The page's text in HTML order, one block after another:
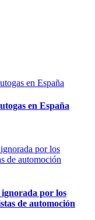
en España
ignorada por los
de automoción